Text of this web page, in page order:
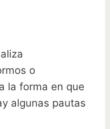
o
la forma en que
algunas pautas